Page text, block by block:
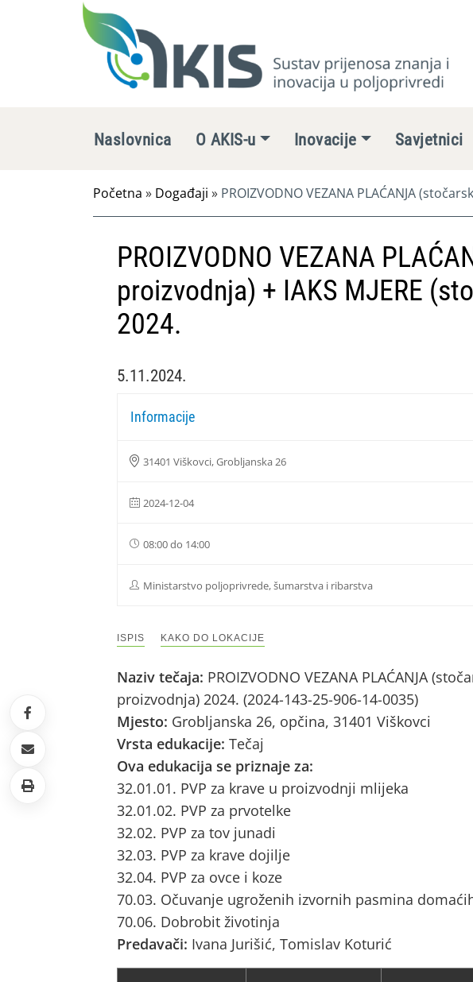
Naslovnica O AKIS-u Inovacije Savjetnici
Početna » Događaji » PROIZVODNO VEZANA PLAĆANJA
PROIZVODNO VEZANA
proizvodnja) + IAKS MJERE
2024.
5.11.2024.
Informacije
31401 Viškovci, Grobljanska 26
2024-12-04
08:00 do 14:00
Ministarstvo poljoprivrede, šumarstva i ribarstva
ISPIS KAKO DO LOKACIJE
Naziv tečaja: PROIZVODNO VEZANA PLAĆANJA
proizvodnja) 2024. (2024-143-25-906-14-0035)
Mjesto: Grobljanska 26, opčina, 31401 Viškovci
Vrsta edukacije: Tečaj
Ova edukacija se priznaje za:
32.01.01. PVP za krave u proizvodnji mlijeka
32.01.02. PVP za prvotelke
32.02. PVP za tov junadi
32.03. PVP za krave dojilje
32.04. PVP za ovce i koze
70.03. Očuvanje ugroženih izvornih pasmina
70.06. Dobrobit životinja
Predavači: Ivana Jurišić, Tomislav Koturić